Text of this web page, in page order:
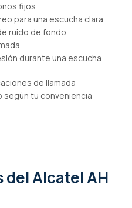
fijos
para una escucha clara
ruido de fondo
durante una escucha
de llamada
según tu conveniencia
del Alcatel AH